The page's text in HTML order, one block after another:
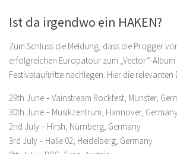
Ist da irgendwo ein HAKEN?
Zum Schluss die Meldung, dass die Progger
erfolgreichen Europatour zum „Vector“-
Festivalauftritte nachlegen. Hier die relevanten
29th June – Vainstream Rockfest, Münster,
30th June – Musikzentrum, Hannover,
2nd July – Hirsh, Nürnberg, Germany
3rd July – Halle 02, Heidelberg, Germany